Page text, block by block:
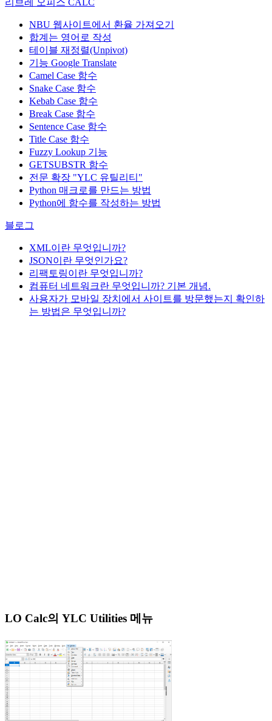
NBU 웹사이트에서 환율 가져오기
합계는 영어로 작성
테이블 재정렬(Unpivot)
기능 Google Translate
Camel Case 함수
Snake Case 함수
Kebab Case 함수
Break Case 함수
Sentence Case 함수
Title Case 함수
Fuzzy Lookup 기능
GETSUBSTR 함수
전문 확장 "YLC 유틸리티"
Python 매크로를 만드는 방법
Python에 함수를 작성하는 방법
블로그
XML이란 무엇입니까?
JSON이란 무엇인가요?
리팩토링이란 무엇입니까?
컴퓨터 네트워크란 무엇입니까? 기본 개념.
사용자가 모바일 장치에서 사이트를 방문했는지 확인하
는 방법은 무엇입니까?
LO Calc의 YLC Utilities 메뉴